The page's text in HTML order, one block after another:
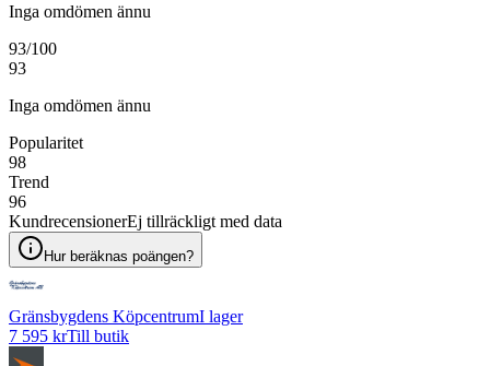
Inga omdömen ännu
93/100
93
Inga omdömen ännu
Popularitet
98
Trend
96
KundrecensionerEj tillräckligt med data
Hur beräknas poängen?
Gränsbygdens KöpcentrumI lager
7 595 krTill butik